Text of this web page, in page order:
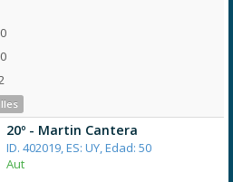
20º - Martin Cantera
ID. 402019, ES: UY, Edad: 50
Aut